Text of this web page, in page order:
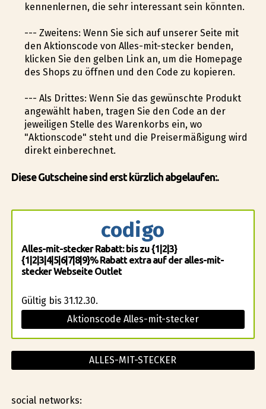
kennenlernen, die sehr interessant sein könnten.
--- Zweitens: Wenn Sie sich auf unserer Seite mit
den Aktionscode von Alles-mit-stecker befinden,
klicken Sie den gelben Link an, um die Homepage
des Shops zu öffnen und den Code zu kopieren.
--- Als Drittes: Wenn Sie das gewünschte Produkt
angewählt haben, tragen Sie den Code an der
jeweiligen Stelle des Warenkorbs ein, wo
"Aktionscode" steht und die Preisermäßigung wird
direkt einberechnet.
Diese Gutscheine sind erst kürzlich abgelaufen:.
codigo
Alles-mit-stecker Rabatt: bis zu {1|2|3}
{1|2|3|4|5|6|7|8|9}% Rabatt extra auf der alles-mit-
stecker Webseite Outlet
Gültig bis 31.12.30.
Aktionscode Alles-mit-stecker
ALLES-MIT-STECKER
social networks: